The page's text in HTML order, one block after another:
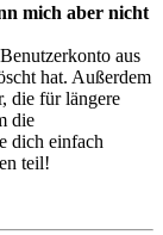
mich aber nicht
aus
hat. Außerdem
die für längere
die
dich einfach
teil!